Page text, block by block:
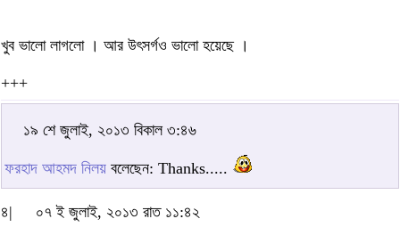
খুব ভালো লাগলো । আর উৎসর্গও ভালো হয়েছে ।
+++
১৯ শে জুলাই, ২০১৩ বিকাল ৩:৪৬
ফরহাদ আহমদ নিলয় বলেছেন: Thanks.....
৪|
০৭ ই জুলাই, ২০১৩ রাত ১১:৪২